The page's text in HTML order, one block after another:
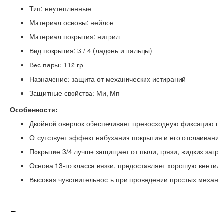
Тип: неутепленные
Материал основы: нейлон
Материал покрытия: нитрил
Вид покрытия: 3 / 4 (ладонь и пальцы)
Вес пары: 112 гр
Назначение: защита от механических истираний
Защитные свойства: Ми, Мп
Особенности:
Двойной оверлок обеспечивает превосходную фиксацию
Отсутствует эффект набухания покрытия и его
Покрытие 3/4 лучше защищает от пыли, грязи, жидких
Основа 13-го класса вязки, предоставляет хорошую
Высокая чувствительность при проведении простых